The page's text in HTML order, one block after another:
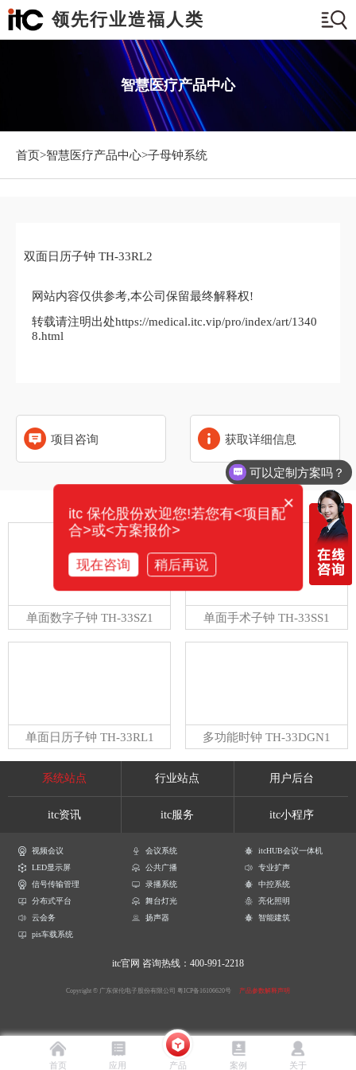
领先行业造福人类
智慧医疗产品中心
首页>智慧医疗产品中心>子母钟系统
双面日历子钟 TH-33RL2
网站内容仅供参考,本公司保留最终解释权!
转载请注明出处https://medical.itc.vip/pro/index/art/1340
8.html
项目咨询 获取详细信息
相关产品
单面数字子钟 TH-33SZ1 单面手术子钟 TH-33SS1
单面日历子钟 TH-33RL1 多功能时钟 TH-33DGN1
系统站点 行业站点 用户后台
itc资讯 itc服务 itc小程序
视频会议 会议系统
itcHUB会议一体机
LED显示屏
公共广播
专业扩声
信号传输管理
录播系统
中控系统
分布式平台
舞台灯光
亮化照明
云会务
扬声器
智能建筑
pis车载系统
itc官网 咨询热线：400-991-2218
Copyright © 广东保伦电子股份有限公司 粤ICP备16106620号 产品参数解释声明
首页 应用 产品 案例 关于
可以定制方案吗？
×
itc 保伦股份欢迎您!若您有<项目配
合>或<方案报价>
现在咨询 稍后再说